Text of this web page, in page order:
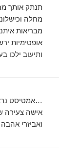
תנתק אותך
מחלה
מבריאות
אופטימיות
ותיעוב ילכו
…אמטיסט
אישה צעירה
ואביזרי